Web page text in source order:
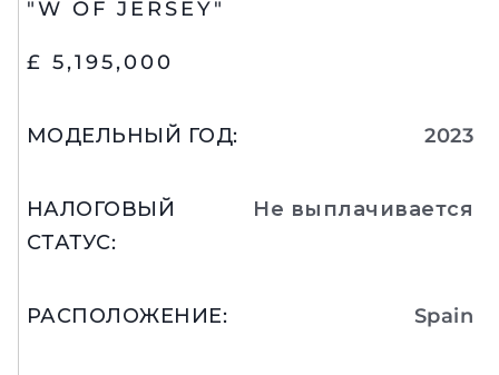
"W OF JERSEY"
£ 5,195,000
МОДЕЛЬНЫЙ ГОД: 2023
НАЛОГОВЫЙ
СТАТУС:
Не выплачивается
РАСПОЛОЖЕНИЕ: Spain